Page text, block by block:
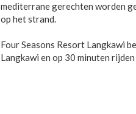
mediterrane gerechten worden
op het strand.
Four Seasons Resort Langkawi
Langkawi en op 30 minuten